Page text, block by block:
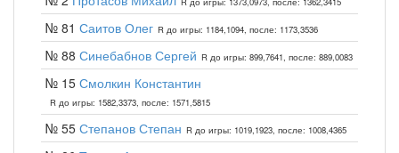
№ 81 Саитов Олег R до игры: 1184,1094, после: 1173,3536
№ 88 Синебабнов Сергей R до игры: 899,7641, после: 889,0083
№ 15 Смолкин Константин
R до игры: 1582,3373, после: 1571,5815
№ 55 Степанов Степан R до игры: 1019,1923, после: 1008,4365